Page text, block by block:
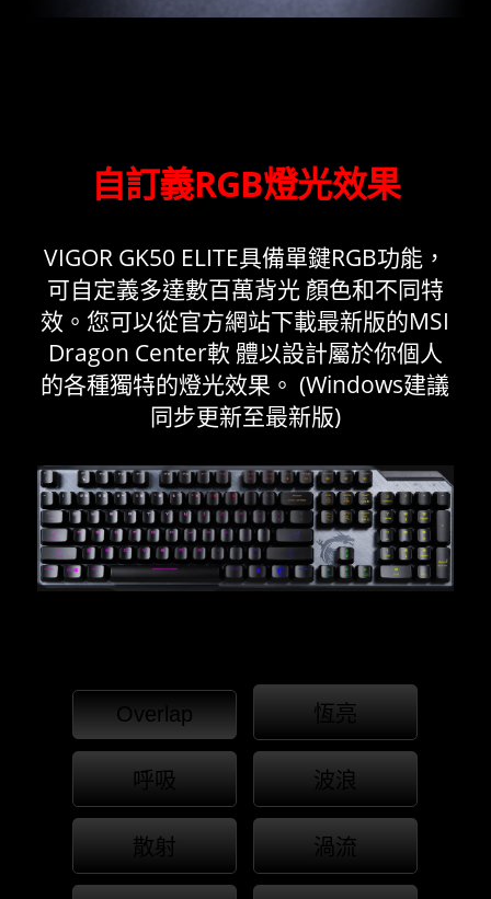
自訂義RGB燈光效果
VIGOR GK50 ELITE具備單鍵RGB功能，
可自定義多達數百萬背光 顏色和不同特
效。您可以從官方網站下載最新版的MSI
Dragon Center軟 體以設計屬於你個人
的各種獨特的燈光效果。 (Windows建議
同步更新至最新版)
Overlap 恆亮
呼吸 波浪
散射 渦流